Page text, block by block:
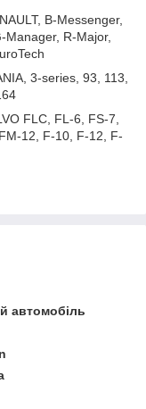
B-Messenger,
R-Major,
3-series, 93, 113,
FLC, FL-6, FS-7,
12, F-10, F-12, F-
автомобіль